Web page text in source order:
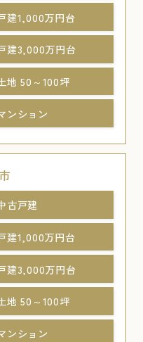
建1,000万円台
建3,000万円台
地 50～100坪
ンション
古戸建
建1,000万円台
建3,000万円台
地 50～100坪
ンション